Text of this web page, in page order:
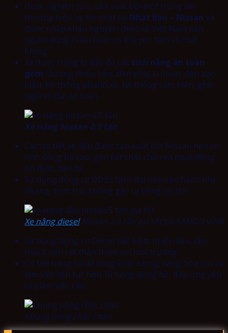
Được nghiên cứu, sản xuất bởi một trong các
thương hiệu uy tín nhất tại Nhật Bản – Nissan và
được nhập khẩu nguyên chiếc về Việt Nam nên
người dùng hoàn toàn có thể yên tâm về chất
lượng.
Xe được trang bị đầy đủ các tính năng an toàn
gồm: Gương chiếu hậu, đèn pha, xi nhan, đèn báo
hiệu, hệ thống phanh xe, hệ thống cảm biến, ghế
ngồi có đai an toàn.
Xe nâng Nissan 2.5 tấn
Các chi tiết xe đều được sản xuất bởi Nissan nên có
tính đồng bộ cao, gắn kết chắc chắn và hoạt động
ổn định, bền bỉ.
Sử dụng động cơ QD32 hiện đại nên vận hành nhẹ
nhàng, trơn tru, không gây ra tiếng ồn lớn.
Xe nâng dieselNissan 2.5 tấn giá tốt tại SAMCO VINA
Sử dụng động cơ Diesel tiết kiệm nhiên liệu, iảm
thải ít nên rất thân thiện với môi trường.
Có thể nâng hạ dễ dàng khối lượng hàng hóa lớn và
làm việc liên tục hơn 10 tiếng đồng hồ, đáp ứng yêu
cầu làm việc cao.
Khung nâng chắc chắn